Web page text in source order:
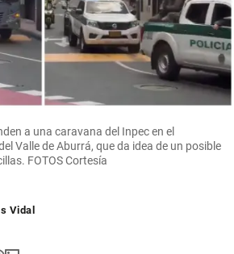
a una caravana del Inpec en el
Valle de Aburrá, que da idea de un posible
FOTOS Cortesía
Vidal